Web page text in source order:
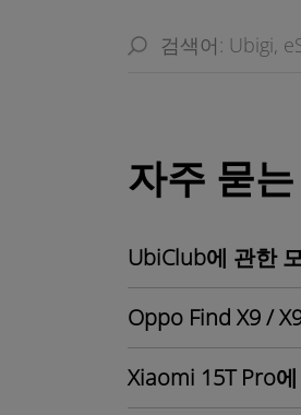
자주 묻
UbiClub에 관한
Oppo Find X9 /
Xiaomi 15T Pro